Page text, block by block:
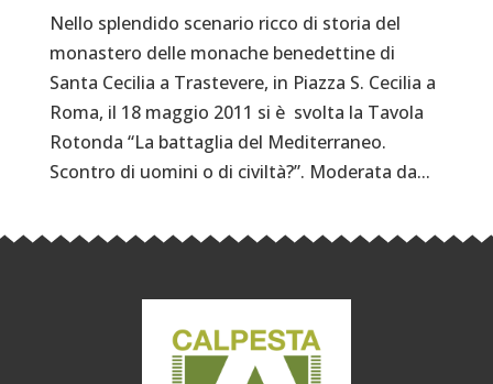
Nello splendido scenario ricco di storia del
monastero delle monache benedettine di
Santa Cecilia a Trastevere, in Piazza S. Cecilia a
Roma, il 18 maggio 2011 si è svolta la Tavola
Rotonda “La battaglia del Mediterraneo.
Scontro di uomini o di civiltà?”. Moderata da...